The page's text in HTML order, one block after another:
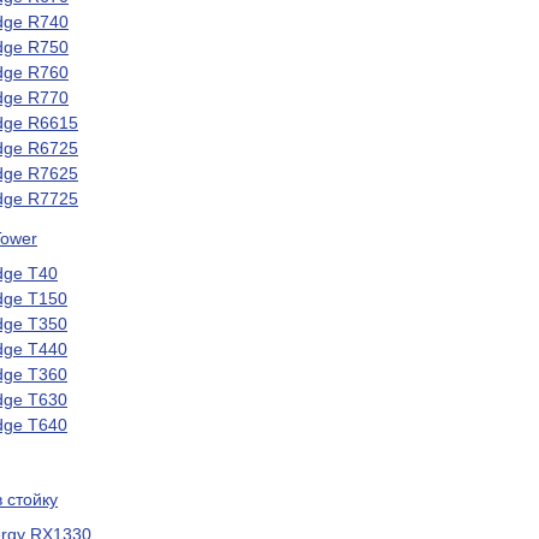
R740
R750
R760
R770
R6615
R6725
R7625
R7725
T40
T150
T350
T440
T360
T630
T640
RX1330